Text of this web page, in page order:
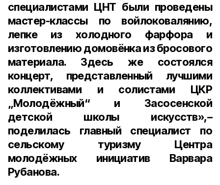
специалистами ЦНТ были проведены
мастер-классы по войлоковалянию,
лепке из холодного фарфора и
изготовлению домовёнка из бросового
материала. Здесь же состоялся
концерт, представленный лучшими
коллективами и солистами ЦКР
„Молодёжный“ и Засосенской
детской школы искусств»,–
поделилась главный специалист по
сельскому туризму Центра
молодёжных инициатив Варвара
Рубанова.